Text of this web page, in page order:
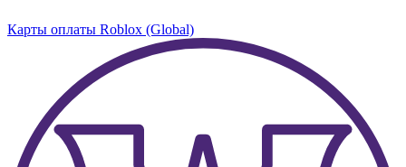
Карты оплаты Roblox (Global)